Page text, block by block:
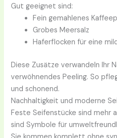
Gut geeignet sind:
Fein gemahlenes
Grobes Meersalz
Haferflocken für eine
Diese Zusätze verwandeln Ihr
verwöhnendes Peeling. So
und schonend.
Nachhaltigkeit und moderne
Feste Seifenstücke sind mehr
sind Symbole für